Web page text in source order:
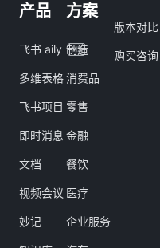
产品
飞书 aily
多维表格
飞书项目
即时消息
文档
视频会议
妙记
方案
制造
消费品
零售
金融
餐饮
医疗
企业服务
版本对比
购买咨询